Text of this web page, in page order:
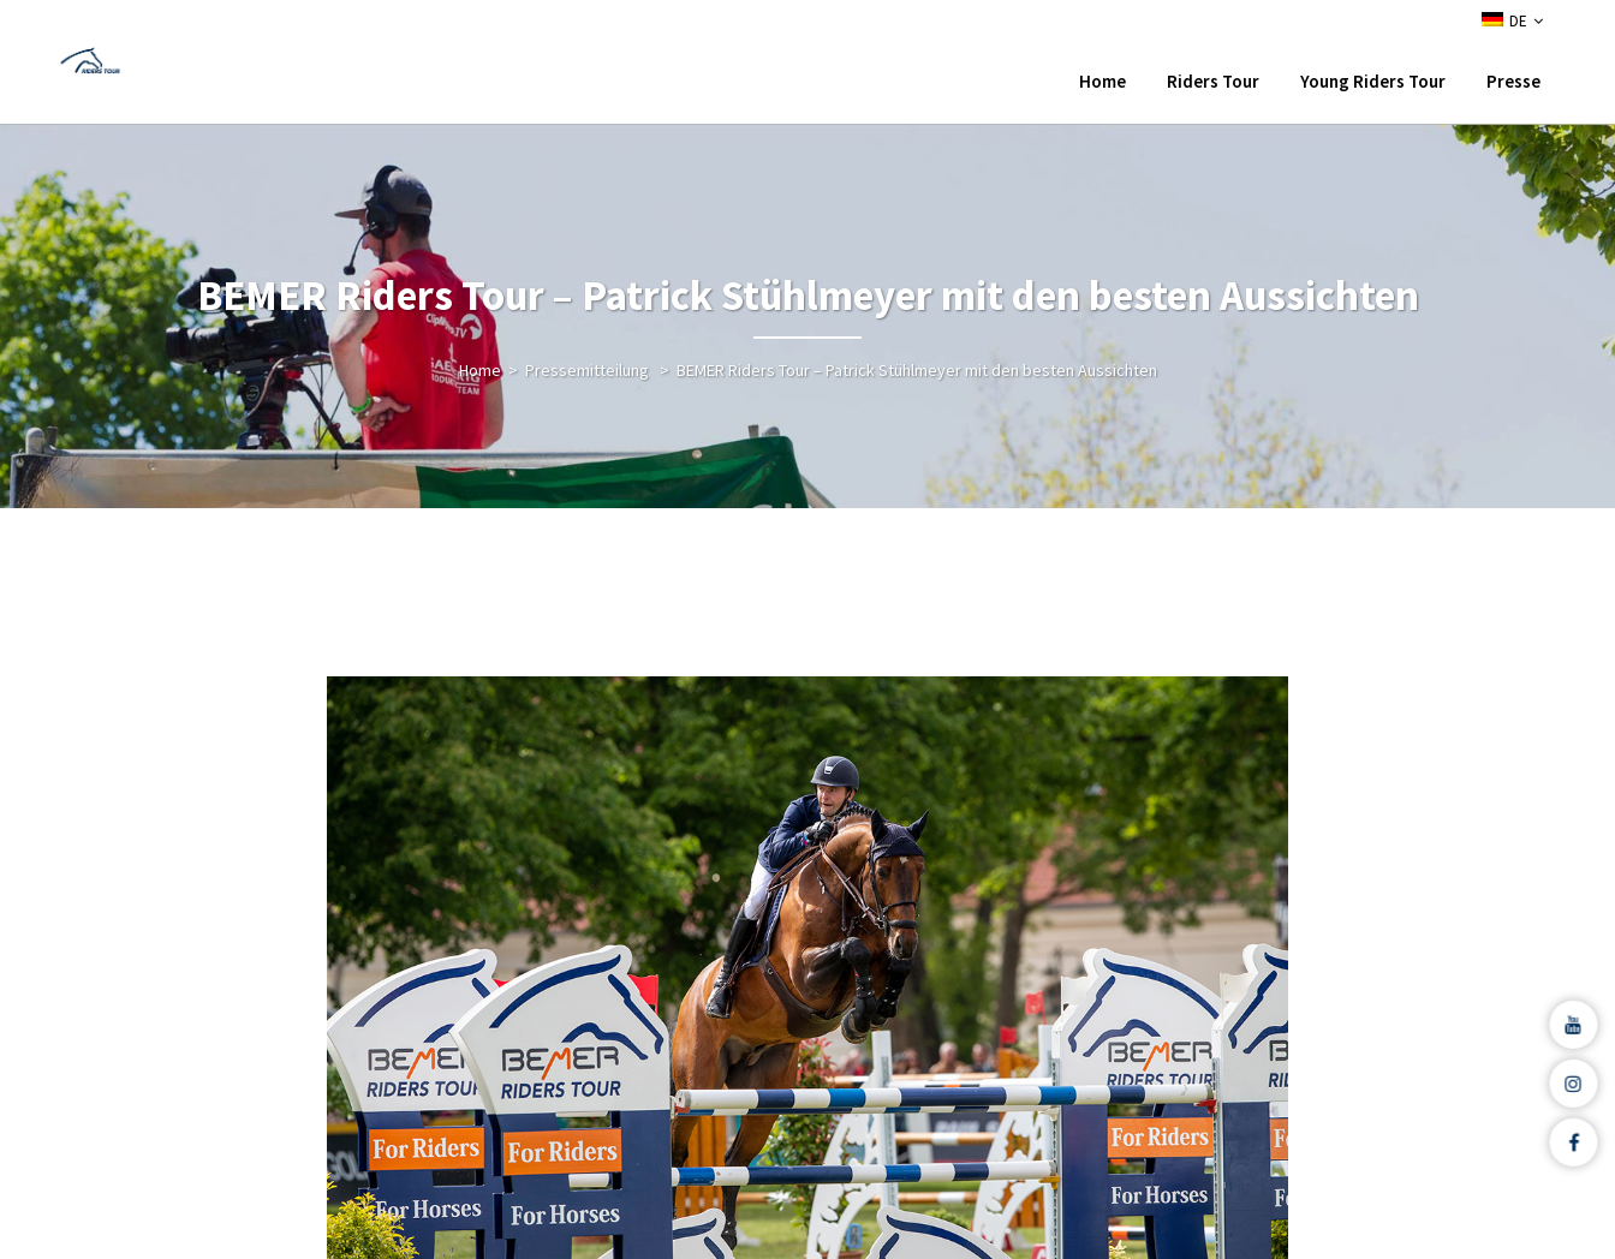
DE
Home Riders Tour Young Riders Tour Presse
BEMER Riders Tour – Patrick Stühlmeyer mit den besten Aussichten
Home> Pressemitteilung > BEMER Riders Tour – Patrick Stühlmeyer mit den besten Aussichten